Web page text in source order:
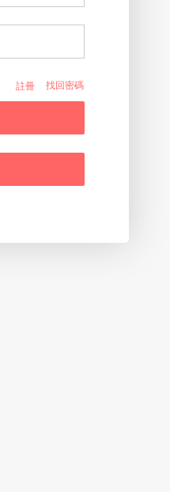
註冊 找回密碼